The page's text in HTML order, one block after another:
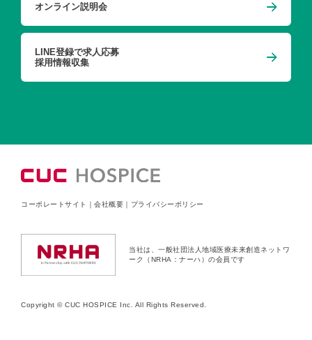
オンライン説明会
LINE登録で求人応募
採用情報収集
コーポレートサイト ｜ 会社概要 ｜ プライバシーポリシー
当社は、一般社団法人地域医療未来創造ネットワ
ーク（NRHA：ナーハ）の会員です
Copyright © CUC HOSPICE Inc. All Rights Reserved.